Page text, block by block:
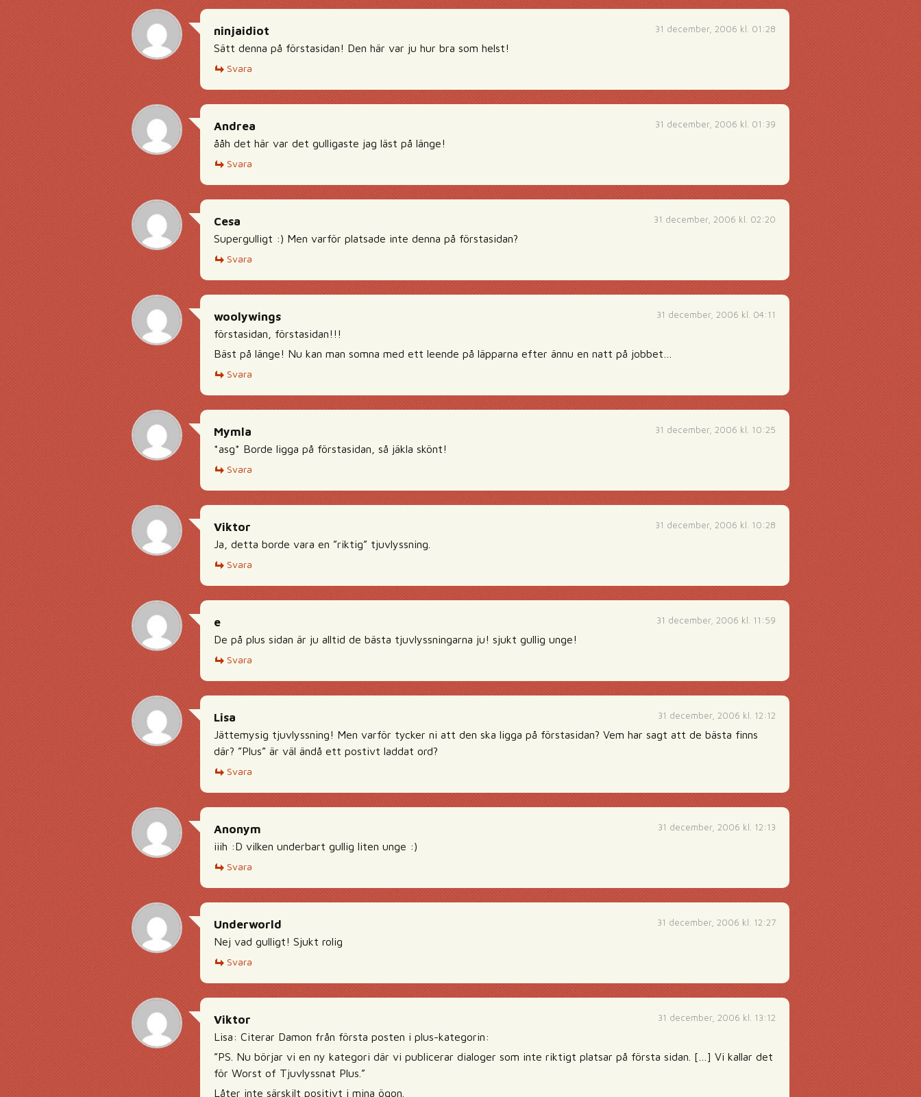
31 december, 2006 kl. 01:28
ninjaidiot
Sätt denna på förstasidan! Den här var ju hur bra som helst!
Svara
31 december, 2006 kl. 01:39
Andrea
ååh det här var det gulligaste jag läst på länge!
Svara
31 december, 2006 kl. 02:20
Cesa
Supergulligt :) Men varför platsade inte denna på förstasidan?
Svara
31 december, 2006 kl. 04:11
woolywings
förstasidan, förstasidan!!!
Bäst på länge! Nu kan man somna med ett leende på läpparna efter ännu en natt på jobbet…
Svara
31 december, 2006 kl. 10:25
Mymla
*asg* Borde ligga på förstasidan, så jäkla skönt!
Svara
31 december, 2006 kl. 10:28
Viktor
Ja, detta borde vara en ”riktig” tjuvlyssning.
Svara
31 december, 2006 kl. 11:59
e
De på plus sidan är ju alltid de bästa tjuvlyssningarna ju! sjukt gullig unge!
Svara
31 december, 2006 kl. 12:12
Lisa
Jättemysig tjuvlyssning! Men varför tycker ni att den ska ligga på förstasidan? Vem har sagt att de bästa finns
där? ”Plus” är väl ändå ett postivt laddat ord?
Svara
31 december, 2006 kl. 12:13
Anonym
iiih :D vilken underbart gullig liten unge :)
Svara
31 december, 2006 kl. 12:27
Underworld
Nej vad gulligt! Sjukt rolig
Svara
31 december, 2006 kl. 13:12
Viktor
Lisa: Citerar Damon från första posten i plus-kategorin:
”PS. Nu börjar vi en ny kategori där vi publicerar dialoger som inte riktigt platsar på första sidan. […] Vi kallar det
för Worst of Tjuvlyssnat Plus.”
Låter inte särskilt positivt i mina ögon.